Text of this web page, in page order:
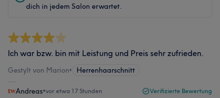
dich in jedem Salon erwartet.
Ich war bzw. bin mit Leistung und Preis sehr zufrieden.
Gestylt von Marion• Herrenhaarschnitt
Andreas•vor etwa 17 Stunden Verifizierte Bewertung